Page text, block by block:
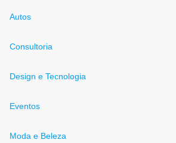
Autos
Consultoria
Design e Tecnologia
Eventos
Moda e Beleza